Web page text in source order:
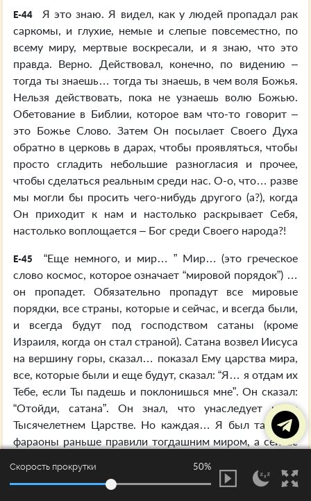
E-44
Я это знаю. Я видел, как у людей пропадал рак
саркомы, и глухие, немые и слепые повсеместно, по
всему миру, мертвые воскресали, и я знаю, что это
правда. Верно. Действовал, конечно, по видению –
тогда ты знаешь… тогда ты знаешь, в чем воля Божья.
Нельзя действовать, пока не узнаешь волю Божью.
Обетование в Библии, которое вам что-то говорит –
это Божье Слово. Затем Он посылает Своего Духа
обратно в церковь в дарах, чтобы проявляться, чтобы
просто сгладить небольшие разногласия и прочее,
чтобы сделаться реальным среди нас. О-о, что… разве
мы могли бы просить чего-нибудь другого (а?), когда
Он приходит к нам и настолько раскрывает Себя,
настолько воплощается – Бог среди Своего народа?!
E-45
“Еще немного, и мир… ” Мир… (это греческое
слово космос, которое означает “мировой порядок”) …
он пропадет. Обязательно пропадут все мировые
порядки, все страны, которые и сейчас, и всегда были,
и всегда будут под господством сатаны (кроме
Израиля, когда он стал страной). Сатана возвел Иисуса
на вершину горы, сказал… показал Ему царства мира,
все, которые были и еще будут, сказал: “Я… я отдам их
Тебе, если Ты падешь и поклонишься мне”. Он сказал:
“Отойди, сатана”. Он знал, что унаследует их в
Тысячелетнем Царстве. Но каждая… Я был там, где
фараоны раньше правили тогдашним миром, а сейчас
чтобы найти их царства, их престолы, на которых они
раньше восседали – римские цезари и… и египетские
Скорость прокрутки 50%